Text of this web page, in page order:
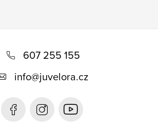
607 255 155
info@juvelora.cz